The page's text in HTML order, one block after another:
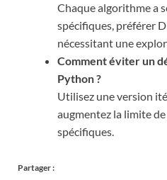
Chaque algorithme a
spécifiques, préférer
nécessitant une
Comment éviter un
Python ?
Utilisez une version
augmentez la limite
spécifiques.
Partager :